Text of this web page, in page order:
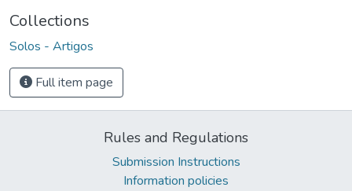
Collections
Solos - Artigos
Full item page
Rules and Regulations
Submission Instructions
Information policies